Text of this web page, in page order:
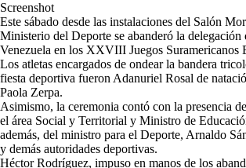
Screenshot
Este sábado desde las instalaciones del Salón
Ministerio del Deporte se abanderó la delegación
Venezuela en los XXVIII Juegos Suramericanos
Los atletas encargados de ondear la bandera
fiesta deportiva fueron Adanuriel Rosal de
Paola Zerpa.
Asimismo, la ceremonia contó con la presencia
el área Social y Territorial y Ministro de
además, del ministro para el Deporte, Arnaldo
y demás autoridades deportivas.
Héctor Rodríguez, impuso en manos de los